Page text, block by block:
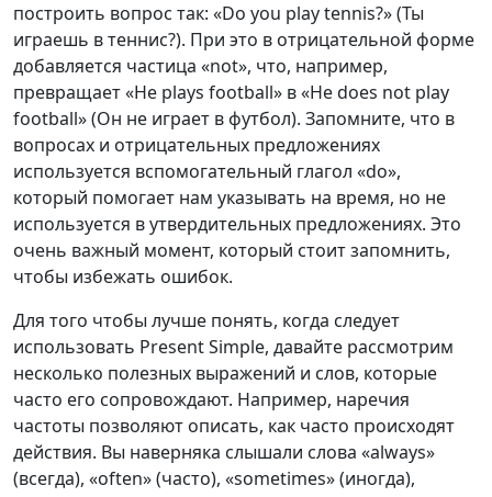
построить вопрос так: «Do you play tennis?» (Ты
играешь в теннис?). При это в отрицательной форме
добавляется частица «not», что, например,
превращает «He plays football» в «He does not play
football» (Он не играет в футбол). Запомните, что в
вопросах и отрицательных предложениях
используется вспомогательный глагол «do»,
который помогает нам указывать на время, но не
используется в утвердительных предложениях. Это
очень важный момент, который стоит запомнить,
чтобы избежать ошибок.
Для того чтобы лучше понять, когда следует
использовать Present Simple, давайте рассмотрим
несколько полезных выражений и слов, которые
часто его сопровождают. Например, наречия
частоты позволяют описать, как часто происходят
действия. Вы наверняка слышали слова «always»
(всегда), «often» (часто), «sometimes» (иногда),